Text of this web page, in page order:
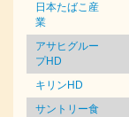
日本たばこ産
業
アサヒグルー
プHD
キリンHD
サントリー食